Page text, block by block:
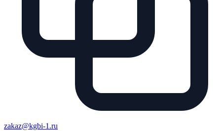
zakaz@kgbi-1.ru